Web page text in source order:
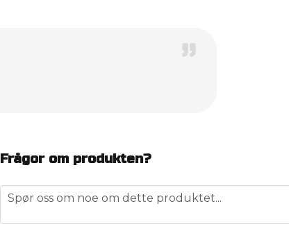
Frågor om produkten?
question
Spør oss om noe om dette produktet...